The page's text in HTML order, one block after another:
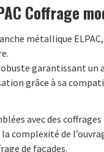
Coffrage
métallique
garantissant un
grâce à sa
avec des
complexité de
de façades.